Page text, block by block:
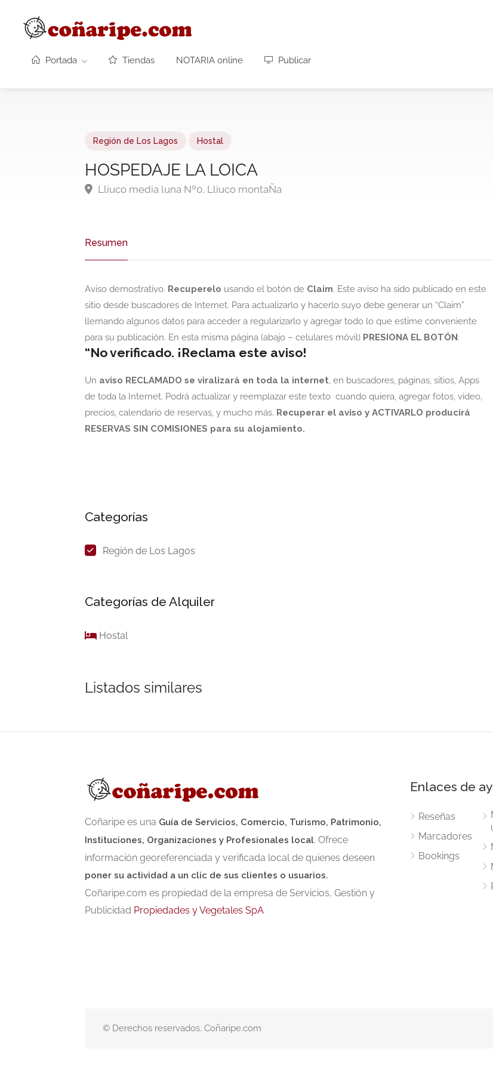
Portada Tiendas NOTARIA online Publicar
Región de Los Lagos Hostal
HOSPEDAJE LA LOICA
Lliuco media luna Nº0, Lliuco montaÑa
Resumen
Aviso demostrativo. Recuperelo usando el botón de Claim. Este aviso ha sido publicado en este
sitio desde buscadores de Internet. Para actualizarlo y hacerlo suyo debe generar un “Claim”
llemando algunos datos para acceder a regularizarlo y agregar todo lo que estime conveniente
para su publicación. En esta misma página (abajo – celulares móvil) PRESIONA EL BOTÓN:
“No verificado. ¡Reclama este aviso!
Un aviso RECLAMADO se viralizará en toda la internet, en buscadores, páginas, sitios, Apps
de toda la Internet. Podrá actualizar y reemplazar este texto cuando quiera, agregar fotos, video,
precios, calendario de reservas, y mucho más. Recuperar el aviso y ACTIVARLO producirá
RESERVAS SIN COMISIONES para su alojamiento.
Categorías
Región de Los Lagos
Categorías de Alquiler
Hostal
Listados similares
Coñaripe es una Guía de Servicios, Comercio, Turismo, Patrimonio,
Instituciones, Organizaciones y Profesionales local. Ofrece
información georeferenciada y verificada local de quienes deseen
poner su actividad a un clic de sus clientes o usuarios.
Coñaripe.com es propiedad de la empresa de Servicios, Gestión y
Publicidad Propiedades y Vegetales SpA
Enlaces de
Reseñas
Marcadores
Bookings
© Derechos reservados. Coñaripe.com